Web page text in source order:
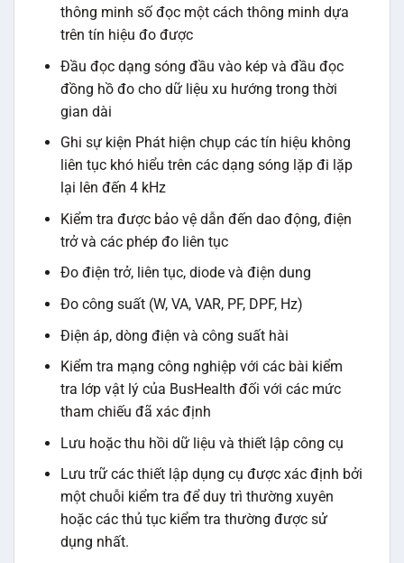
thông minh số đọc một cách thông minh dựa
trên tín hiệu đo được
Đầu đọc dạng sóng đầu vào kép và đầu đọc
đồng hồ đo cho dữ liệu xu hướng trong thời
gian dài
Ghi sự kiện Phát hiện chụp các tín hiệu không
liên tục khó hiểu trên các dạng sóng lặp đi lặp
lại lên đến 4 kHz
Kiểm tra được bảo vệ dẫn đến dao động, điện
trở và các phép đo liên tục
Đo điện trở, liên tục, diode và điện dung
Đo công suất (W, VA, VAR, PF, DPF, Hz)
Điện áp, dòng điện và công suất hài
Kiểm tra mạng công nghiệp với các bài kiểm
tra lớp vật lý của BusHealth đối với các mức
tham chiếu đã xác định
Lưu hoặc thu hồi dữ liệu và thiết lập công cụ
Lưu trữ các thiết lập dụng cụ được xác định bởi
một chuỗi kiểm tra để duy trì thường xuyên
hoặc các thủ tục kiểm tra thường được sử
dụng nhất.